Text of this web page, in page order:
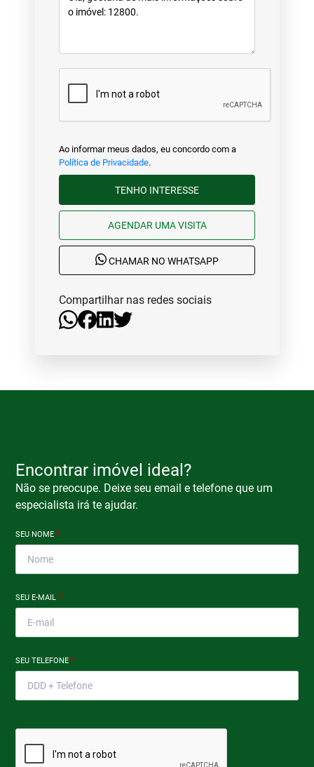
Ao informar meus dados, eu concordo com a
Política de Privacidade.
TENHO INTERESSE
AGENDAR UMA VISITA
CHAMAR NO WHATSAPP
Compartilhar nas redes sociais
Encontrar imóvel ideal?
Não se preocupe. Deixe seu email e telefone que um
especialista irá te ajudar.
SEU NOME*
SEU E-MAIL*
SEU TELEFONE*